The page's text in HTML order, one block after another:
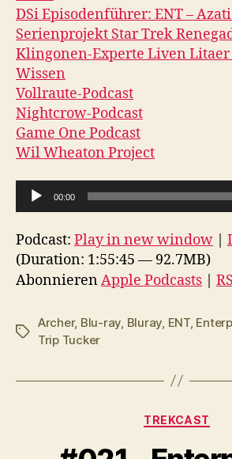
DSi Episodenführer: ENT –
Serienprojekt Star Trek
Klingonen-Experte Liven Litaer
Wissen
Vollraute-Podcast
Nightcrow-Podcast
Game One Podcast
Wil Wheaton Project
u
d
i
o
l
y
00:00
Podcast: Play in new window |
(Duration: 1:55:45 — 92.7MB)
AbonnierenApple Podcasts |
Schlagwörter
Archer, Blu-ray Bluray ENT,
Trip Tucker
TREKCAST